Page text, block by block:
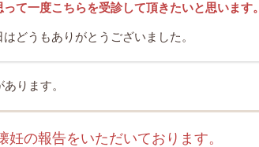
て一度こちらを受診して頂きたいと思います。
どうもありがとうございました。
ります。
妊の報告をいただいております。